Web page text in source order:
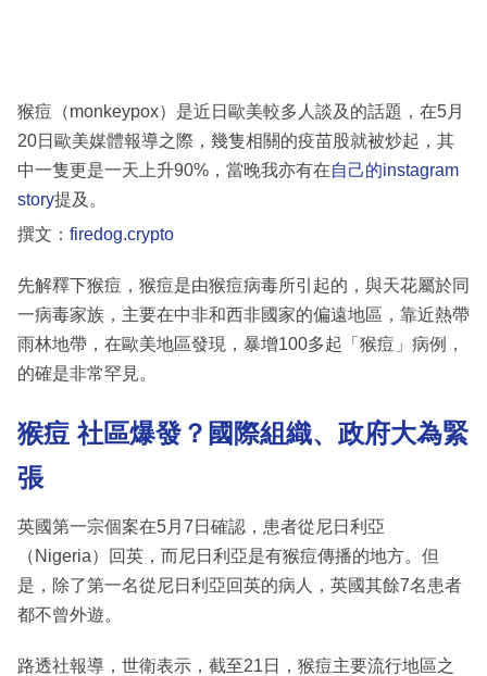
區
猴痘（monkeypox）是近日歐美較多人談及的話題，在5月
20日歐美媒體報導之際，幾隻相關的疫苗股就被炒起，其
中一隻更是一天上升90%，當晚我亦有在自己的instagram
story提及。
撰文： firedog.crypto
先解釋下猴痘，猴痘是由猴痘病毒所引起的，與天花屬於同
一病毒家族，主要在中非和西非國家的偏遠地區，靠近熱帶
雨林地帶，在歐美地區發現，暴增100多起「猴痘」病例，
的確是非常罕見。
猴痘 社區爆發？ 國際組織、政府大為緊
張
英國第一宗個案在5月7日確認，患者從尼日利亞
（Nigeria）回英，而尼日利亞是有猴痘傳播的地方。但
是，除了第一名從尼日利亞回英的病人，英國其餘7名患者
都不曾外遊。
路透社報導，世衛表示，截至21日，猴痘主要流行地區之